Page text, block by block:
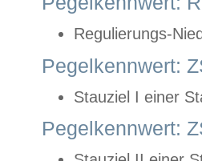
Regulierungs-
Pegelkennwert:
Stauziel I einer
Pegelkennwert: